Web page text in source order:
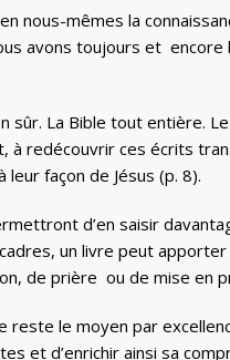
nous-mêmes la
avons toujours et encore
sûr. La Bible tout entière.
à redécouvrir ces écrits
façon de Jésus (p. 8).
d’en saisir
cadres, un livre peut
de prière ou de mise en
reste le moyen par
et d’enrichir ainsi sa